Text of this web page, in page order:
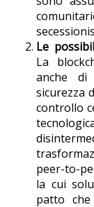
Le
La
anche
sicurezza
controllo
peer-to-
la cui
patto